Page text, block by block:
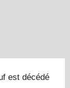
est décédé